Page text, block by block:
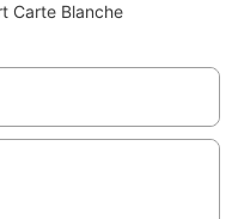
Carte Blanche